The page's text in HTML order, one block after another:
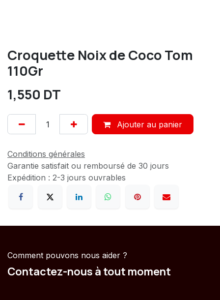
Croquette Noix de Coco Tom
110Gr
1,550 DT
Ajouter au panier
Conditions générales
Garantie satisfait ou remboursé de 30 jours
Expédition : 2-3 jours ouvrables
Comment pouvons nous aider ?
Contactez-nous à tout moment